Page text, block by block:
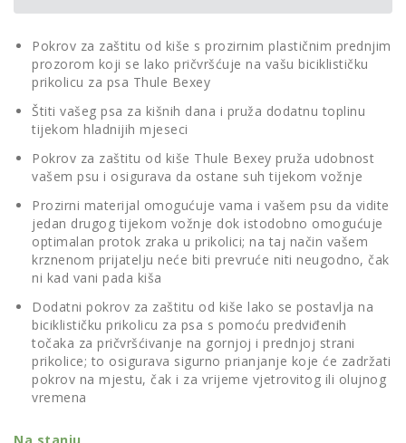
Pokrov za zaštitu od kiše s prozirnim plastičnim prednjim
prozorom koji se lako pričvršćuje na vašu biciklističku
prikolicu za psa Thule Bexey
Štiti vašeg psa za kišnih dana i pruža dodatnu toplinu
tijekom hladnijih mjeseci
Pokrov za zaštitu od kiše Thule Bexey pruža udobnost
vašem psu i osigurava da ostane suh tijekom vožnje
Prozirni materijal omogućuje vama i vašem psu da vidite
jedan drugog tijekom vožnje dok istodobno omogućuje
optimalan protok zraka u prikolici; na taj način vašem
krznenom prijatelju neće biti prevruće niti neugodno, čak
ni kad vani pada kiša
Dodatni pokrov za zaštitu od kiše lako se postavlja na
biciklističku prikolicu za psa s pomoću predviđenih
točaka za pričvršćivanje na gornjoj i prednjoj strani
prikolice; to osigurava sigurno prianjanje koje će zadržati
pokrov na mjestu, čak i za vrijeme vjetrovitog ili olujnog
vremena